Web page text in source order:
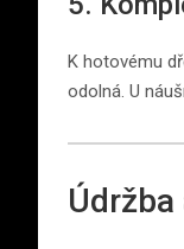
K hotovému
odolná. U